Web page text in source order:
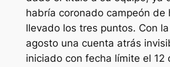
habría coronado campeón de
llevado los tres puntos. Con
agosto una cuenta atrás
iniciado con fecha límite el 12